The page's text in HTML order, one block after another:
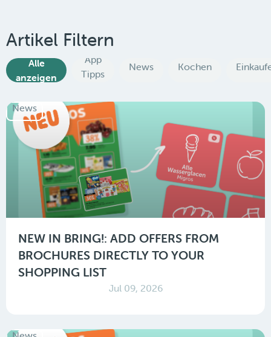
Artikel Filtern
Alle
anzeigen
App
Tipps
News Kochen
News
NEW IN BRING!: ADD OFFERS FROM
BROCHURES DIRECTLY TO YOUR
SHOPPING LIST
Jul 09, 2026